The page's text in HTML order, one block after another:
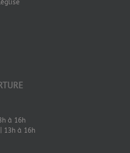
à 16h
13h à 16h